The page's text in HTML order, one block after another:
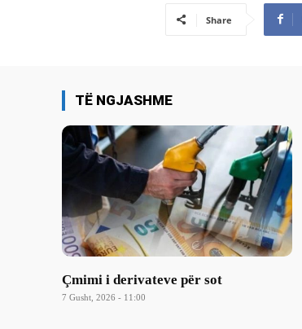
Share
TË NGJASHME
Çmimi i derivateve për sot
7 Gusht, 2026 - 11:00